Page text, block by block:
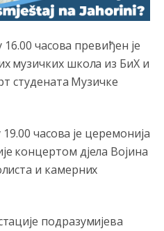
часова превиђен је
музичких школа из БиХ и
студената Музичке
часова је церемонија
концертом д‌јела Војина
и камерних
подразумијева
5:33